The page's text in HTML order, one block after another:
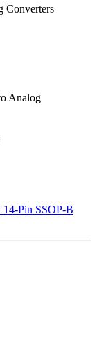
Converters
Analog
Pin SSOP-B